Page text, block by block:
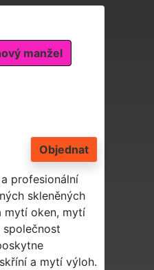
manžel
Objednat
profesionální
skleněných
mytí oken, mytí
společnost
a mytí výloh.